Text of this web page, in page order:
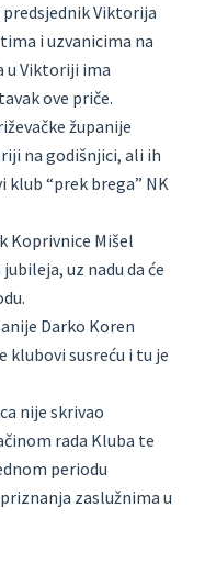
Viktorija
i uzvanicima na
u Viktoriji ima
ove priče.
županije
na godišnjici, ali ih
“prek brega” NK
Koprivnice Mišel
uz nadu da će
Darko Koren
klubovi susreću i tu je
nije skrivao
rada Kluba te
periodu
zaslužnima u